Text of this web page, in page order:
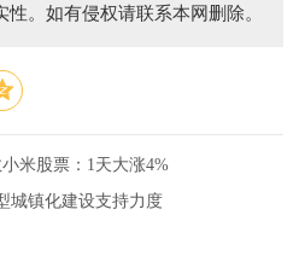
。如有侵权请联系本网删除。
米股票：1天大涨4%
城镇化建设支持力度